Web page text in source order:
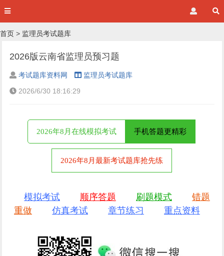
首页 > 监理员考试题库
2026版云南省监理员预习题
考试题库资料网
监理员考试题库
2026/6/30 18:16:29
2026年8月在线模拟考试 手机答题更精彩
2026年8月最新考试题库抢先练
模拟考试 顺序答题 刷题模式
错题
重做
仿真考试 章节练习 重点资料